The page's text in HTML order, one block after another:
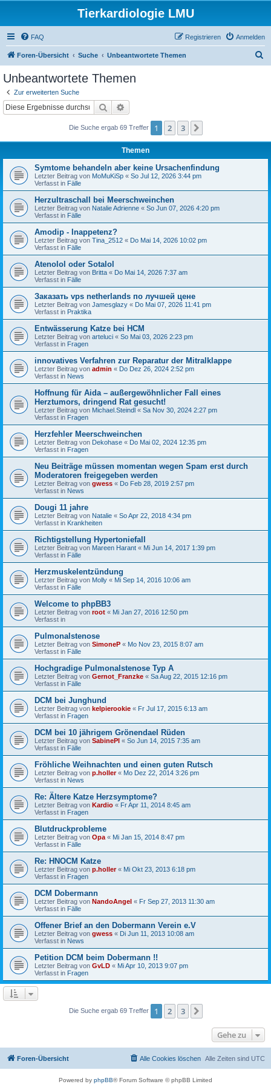
Tierkardiologie LMU
FAQ Anmelden
Registrieren
Foren-Übersicht Suche Unbeantwortete Themen
Unbeantwortete Themen
Zur erweiterten Suche
Suche
Die Suche ergab 69 Treffer 1 2 3
Themen
Symtome behandeln aber keine Ursachenfindung
Letzter Beitrag von MoMuKiSp « So Jul 12, 2026 3:44 pm
Verfasst in Fälle
Herzultraschall bei Meerschweinchen
Letzter Beitrag von Natalie Adrienne « So Jun 07, 2026 4:20 pm
Verfasst in Fälle
Amodip - Inappetenz?
Letzter Beitrag von Tina_2512 « Do Mai 14, 2026 10:02 pm
Verfasst in Fälle
Atenolol oder Sotalol
Letzter Beitrag von Britta « Do Mai 14, 2026 7:37 am
Verfasst in Fälle
Заказать vps netherlands по лучшей цене
Letzter Beitrag von Jamesglazy « Do Mai 07, 2026 11:41 pm
Verfasst in Praktika
Entwässerung Katze bei HCM
Letzter Beitrag von arteluci « So Mai 03, 2026 2:23 pm
Verfasst in Fragen
innovatives Verfahren zur Reparatur der Mitralklappe
Letzter Beitrag von admin « Do Dez 26, 2024 2:52 pm
Verfasst in News
Hoffnung für Aida – außergewöhnlicher Fall eines
Herztumors, dringend Rat gesucht!
Letzter Beitrag von Michael.Steindl « Sa Nov 30, 2024 2:27 pm
Verfasst in Fragen
Herzfehler Meerschweinchen
Letzter Beitrag von Dekohase « Do Mai 02, 2024 12:35 pm
Verfasst in Fragen
Neu Beiträge müssen momentan wegen Spam erst durch
Moderatoren freigegeben werden
Letzter Beitrag von gwess « Do Feb 28, 2019 2:57 pm
Verfasst in News
Dougi 11 jahre
Letzter Beitrag von Natalie « So Apr 22, 2018 4:34 pm
Verfasst in Krankheiten
Richtigstellung Hypertoniefall
Letzter Beitrag von Mareen Harant « Mi Jun 14, 2017 1:39 pm
Verfasst in Fälle
Herzmuskelentzündung
Letzter Beitrag von Molly « Mi Sep 14, 2016 10:06 am
Verfasst in Fälle
Welcome to phpBB3
Letzter Beitrag von root « Mi Jan 27, 2016 12:50 pm
Verfasst in
Pulmonalstenose
Letzter Beitrag von SimoneP « Mo Nov 23, 2015 8:07 am
Verfasst in Fälle
Hochgradige Pulmonalstenose Typ A
Letzter Beitrag von Gernot_Franzke « Sa Aug 22, 2015 12:16 pm
Verfasst in Fälle
DCM bei Junghund
Letzter Beitrag von kelpierookie « Fr Jul 17, 2015 6:13 am
Verfasst in Fragen
DCM bei 10 jährigem Grönendael Rüden
Letzter Beitrag von SabinePl « So Jun 14, 2015 7:35 am
Verfasst in Fälle
Fröhliche Weihnachten und einen guten Rutsch
Letzter Beitrag von p.holler« Mo Dez 22, 2014 3:26 pm
Verfasst in News
Re: Ältere Katze Herzsymptome?
Letzter Beitrag von Kardio « Fr Apr 11, 2014 8:45 am
Verfasst in Fragen
Blutdruckprobleme
Letzter Beitrag von Opa « Mi Jan 15, 2014 8:47 pm
Verfasst in Fälle
Re: HNOCM Katze
Letzter Beitrag von p.holler« Mi Okt 23, 2013 6:18 pm
Verfasst in Fragen
DCM Dobermann
Letzter Beitrag von NandoAngel « Fr Sep 27, 2013 11:30 am
Verfasst in Fälle
Offener Brief an den Dobermann Verein e.V
Letzter Beitrag von gwess « Di Jun 11, 2013 10:08 am
Verfasst in News
Petition DCM beim Dobermann !!
Letzter Beitrag von GvLD « Mi Apr 10, 2013 9:07 pm
Verfasst in Fragen
Die Suche ergab 69 Treffer 1 2 3
Gehe zu
Foren-Übersicht Alle Zeiten sind UTC
Alle Cookies löschen
Powered by phpBB® Forum Software © phpBB Limited